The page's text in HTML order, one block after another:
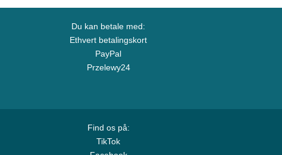
Du kan betale med:
Ethvert betalingskort
PayPal
Przelewy24
Find os på:
TikTok